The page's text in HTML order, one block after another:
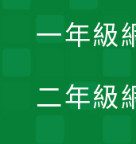
一年級
二年級